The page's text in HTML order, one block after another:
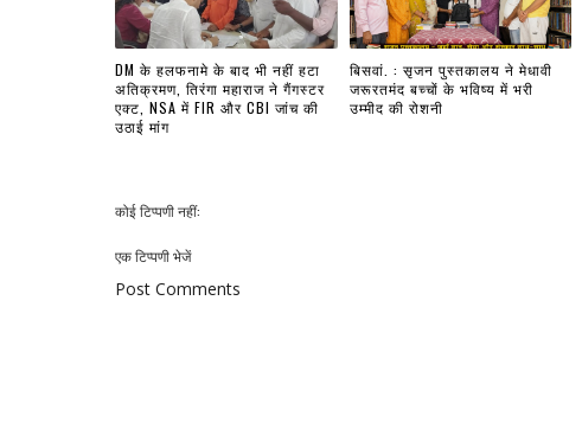
DM के हलफनामे के बाद भी नहीं हटा
अतिक्रमण, तिरंगा महाराज ने गैंगस्टर
एक्ट, NSA में FIR और CBI जांच की
उठाई मांग
बिसवां. : सृजन पुस्तकालय ने मेधावी
जरूरतमंद बच्चों के भविष्य में भरी
उम्मीद की रोशनी
कोई टिप्पणी नहीं:
एक टिप्पणी भेजें
Post Comments